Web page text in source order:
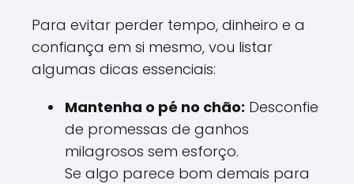
Para evitar perder tempo, dinheiro e a
confiança em si mesmo, vou listar
algumas dicas essenciais:
Mantenha o pé no chão: Desconfie
de promessas de ganhos
milagrosos sem esforço.
Se algo parece bom demais para